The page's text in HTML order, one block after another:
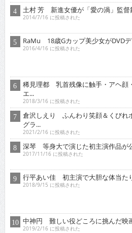
土村 芳 新進女優が「愛の渦」監督
2014/7/16 に投稿された
RaMu 18歳Gカップ美少女がDVD
2016/4/16 に投稿された
エ...
2018/3/16 に投稿された
倉沢しえり ふんわり笑顔＆くびれ
グラ...
2021/2/16 に投稿された
深琴 等身大で演じた初主演作品が
2017/11/16 に投稿された
2018/9/15 に投稿された